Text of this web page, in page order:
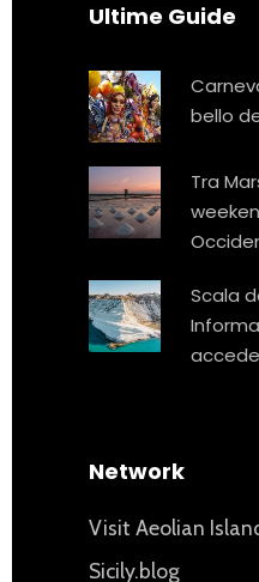
Ultime Guide
bello
Tra
Scala
Network
Visit Aeolian
Sicily.blog